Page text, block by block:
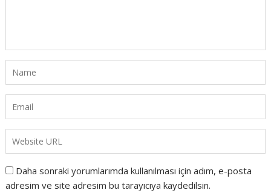
Daha sonraki yorumlarımda kullanılması için adım, e-posta
adresim ve site adresim bu tarayıcıya kaydedilsin.